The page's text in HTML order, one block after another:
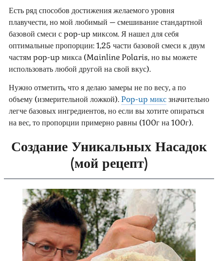
Есть ряд способов достижения желаемого уровня
плавучести, но мой любимый – смешивание стандартной
базовой смеси с pop-up миксом. Я нашел для себя
оптимальные пропорции: 1,25 части базовой смеси к двум
частям pop-up микса (Mainline Polaris, но вы можете
использовать любой другой на свой вкус).
Нужно отметить, что я делаю замеры не по весу, а по
объему (измерительной ложкой).Pop-up миксзначительно
легче базовых ингредиентов, но если вы хотите опираться
на вес, то пропорции примерно равны (100г на 100г).
Создание Уникальных Насадок
(мой рецепт)